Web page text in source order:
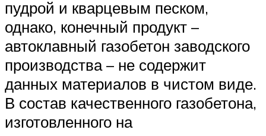
пудрой и кварцевым песком,
однако, конечный продукт –
автоклавный газобетон заводского
производства – не содержит
данных материалов в чистом виде.
В состав качественного газобетона,
изготовленного на